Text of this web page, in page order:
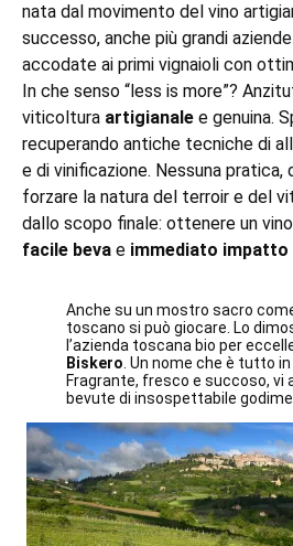
nata dal movimento del vino
successo, anche più grandi
accodate ai primi vignaioli con
In che senso “less is more”?
viticoltura artigianale e genuina.
recuperando antiche tecniche di
e di vinificazione. Nessuna pratica,
forzare la natura del terroir e del
dallo scopo finale: ottenere un
facile beva e immediato impatto
Anche su un mostro sacro
toscano si può giocare. Lo
l’azienda toscana bio per
Biskero . Un nome che è tutto
Fragrante, fresco e succoso, vi
bevute di insospettabile